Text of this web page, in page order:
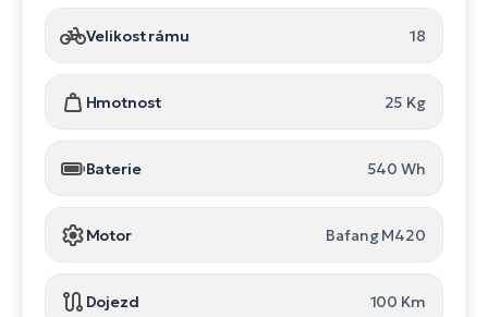
Velikost rámu 18
Hmotnost 25 Kg
Baterie 540 Wh
Motor Bafang M420
Dojezd 100 Km